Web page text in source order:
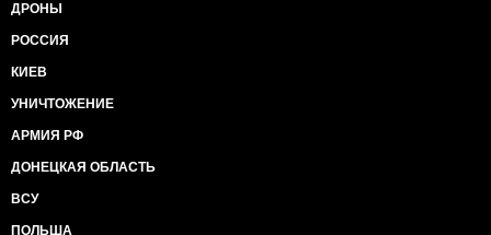
ДРОНЫ
РОССИЯ
КИЕВ
УНИЧТОЖЕНИЕ
АРМИЯ РФ
ДОНЕЦКАЯ ОБЛАСТЬ
ВСУ
ПОЛЬША